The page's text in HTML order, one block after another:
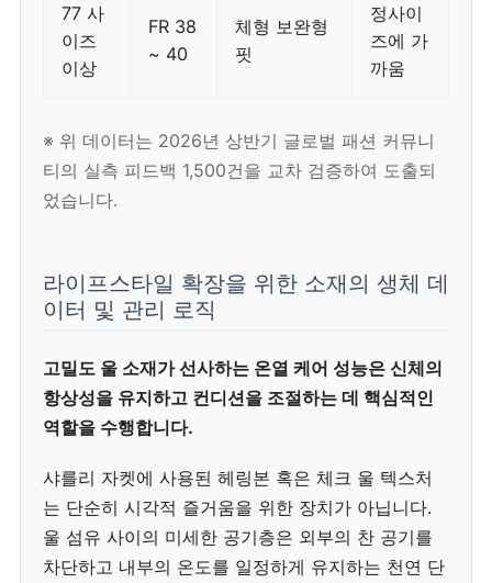
77 사
이즈
이상
FR 38
~ 40
체형 보완형
핏
정사이
즈에 가
까움
※ 위 데이터는 2026년 상반기 글로벌 패션 커뮤니
티의 실측 피드백 1,500건을 교차 검증하여 도출되
었습니다.
라이프스타일 확장을 위한 소재의 생체 데
이터 및 관리 로직
고밀도 울 소재가 선사하는 온열 케어 성능은 신체의
항상성을 유지하고 컨디션을 조절하는 데 핵심적인
역할을 수행합니다.
샤를리 자켓에 사용된 헤링본 혹은 체크 울 텍스처
는 단순히 시각적 즐거움을 위한 장치가 아닙니다.
울 섬유 사이의 미세한 공기층은 외부의 찬 공기를
차단하고 내부의 온도를 일정하게 유지하는 천연 단